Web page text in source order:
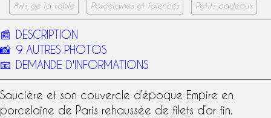
Arts de la table
Porcelaines et faïences Petits cadeaux
📰 DESCRIPTION
📸 9 AUTRES PHOTOS
📧 DEMANDE D'INFORMATIONS
Saucière et son couvercle d’époque Empire en
porcelaine de Paris rehaussée de filets d’or fin.